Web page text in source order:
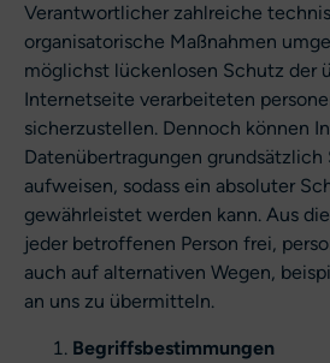
Verantwortlicher zahlreiche
organisatorische Maßnahmen
möglichst lückenlosen Schutz der
Internetseite verarbeiteten
sicherzustellen. Dennoch können
Datenübertragungen
aufweisen, sodass ein absoluter
gewährleistet werden kann. Aus
jeder betroffenen Person frei,
auch auf alternativen Wegen,
an uns zu übermitteln.
Begriffsbestimmungen